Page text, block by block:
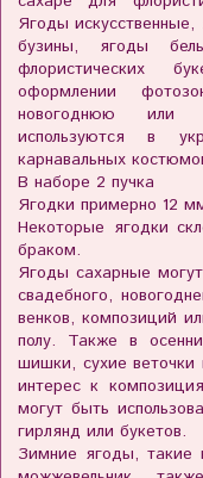
Ягоды
бузины, ягоды
флористических
оформлении
новогоднюю или
используются в
карнавальных
В наборе 2 пучка
Ягодки примерно 12
Некоторые ягодки
браком.
Ягоды сахарные
свадебного,
венков, композиций
полу. Также в
шишки, сухие
интерес к
могут быть
гирлянд или букетов.
Зимние ягоды, такие